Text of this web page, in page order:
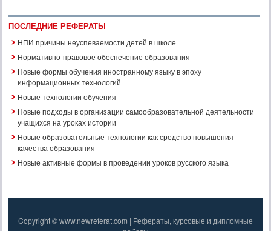
ПОСЛЕДНИЕ РЕФЕРАТЫ
НПИ причины неуспеваемости детей в школе
Нормативно-правовое обеспечение образования
Новые формы обучения иностранному языку в эпоху
информационных технологий
Новые технологии обучения
Новые подходы в организации самообразовательной деятельности
учащихся на уроках истории
Новые образовательные технологии как средство повышения
качества образования
Новые активные формы в проведении уроков русского языка
Copyright © www.newreferat.com | Рефераты, курсовые и дипломные